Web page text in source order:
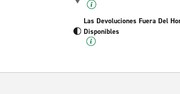
Las Devoluciones Fuera Del
Disponibles